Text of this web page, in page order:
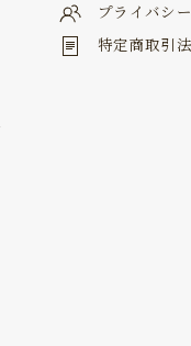
プライバシ
特定商取引